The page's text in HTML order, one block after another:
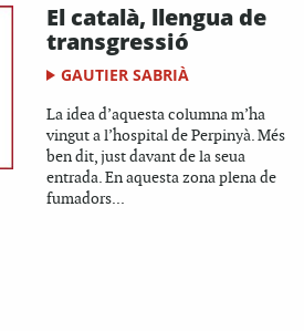
El català, llengua de
transgressió
GAUTIER SABRIÀ
La idea d’aquesta columna m’ha
vingut a l’hospital de Perpinyà. Més
ben dit, just davant de la seua
entrada. En aquesta zona plena de
fumadors...